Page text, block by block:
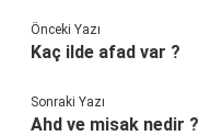
Önceki Yazı
Kaç ilde afad var ?
Sonraki Yazı
Ahd ve misak nedir ?